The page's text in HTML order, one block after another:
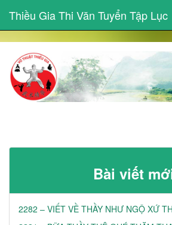
Thiều Gia Thi Văn Tuyển Tập Lục
Bài viết
2282 – VIẾT VỀ THẦY NHƯ NGỘ XỨ